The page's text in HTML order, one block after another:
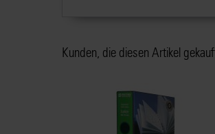
Kunden, die diesen Artikel